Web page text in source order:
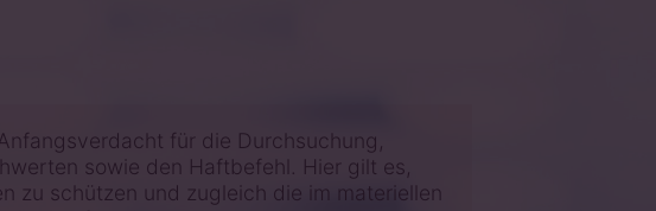
für die Durchsuchung,
sowie den Haftbefehl. Hier gilt es,
zu schützen und zugleich die im materiellen